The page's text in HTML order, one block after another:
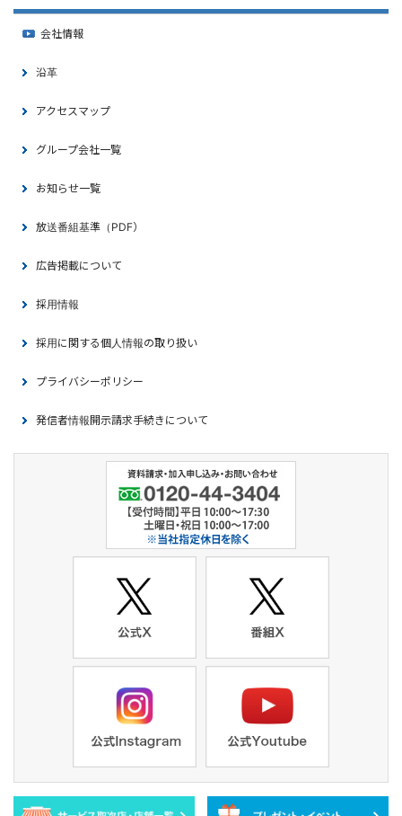
会社情報
沿革
アクセスマップ
グループ会社一覧
お知らせ一覧
放送番組基準（PDF）
広告掲載について
採用情報
採用に関する個人情報の取り扱い
プライバシーポリシー
発信者情報開示請求手続きについて